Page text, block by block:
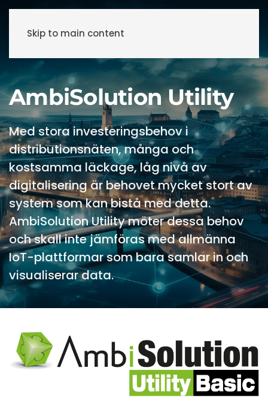
Skip to main content
AmbiSolution Utility
Med stora investeringsbehov i
distributionsnäten, många och
kostsamma läckage, låg nivå av
digitalisering är behovet mycket stort av
system som kan bistå med detta.
AmbiSolution Utility möter dessa behov
och skall inte jämföras med allmänna
IoT-plattformar som bara samlar in och
visualiserar data.